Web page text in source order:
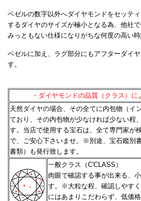
ベゼルの数字以外へダイヤモンドをセッテ
するダイヤのサイズが極小となる為、他社
みっともない仕様になりがちな何度の高い時
ベゼルに加え、ラグ部分にもアフターダイ
す。
・ダイヤモンドの品質（クラス）に
天然ダイヤの場合、その全てに内包物（イ
ており、その内包物が少なければ少ない程、
す。当店で使用する宝石は、全て専門家が
で、ご安心下さいませ。
※別途、宝石鑑別
書類）も発行致します。
一般クラス（C'CLASS）
肉眼で確認する事が出来る、
す。※大粒な程、確認しやすく
にはあまりこだわらず、低価